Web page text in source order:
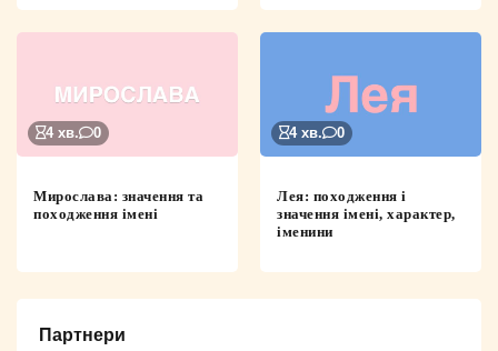
4 хв. 0
Мирослава: значення та
походження імені
4 хв. 0
Лея: походження і
значення імені, характер,
іменини
Партнери